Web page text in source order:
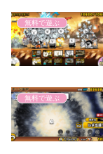
無料で遊ぶ
無料で遊ぶ